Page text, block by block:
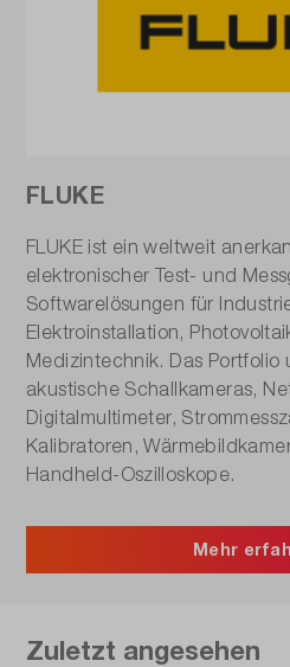
FLUKE
FLUKE ist ein weltweit
elektronischer Test- und
Softwarelösungen für
Elektroinstallation,
Medizintechnik. Das Portfolio
akustische Schallkameras,
Digitalmultimeter,
Kalibratoren,
Handheld-Oszilloskope.
Mehr
Zuletzt angesehen